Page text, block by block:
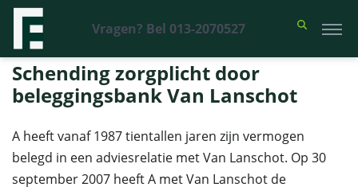
Vragen? Bel 013-2070527
Financieel Recht Advocaten >Uitspraken>Schending zorgplicht door
beleggingsbank Van Lanschot
Schending zorgplicht door
beleggingsbank Van Lanschot
A heeft vanaf 1987 tientallen jaren zijn vermogen
belegd in een adviesrelatie met Van Lanschot. Op 30
september 2007 heeft A met Van Lanschot de